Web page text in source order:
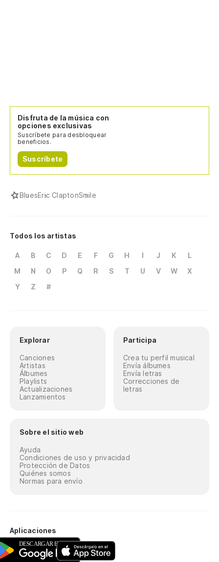
Disfruta de la música con
opciones exclusivas
Suscríbete para desbloquear
beneficios.
Suscríbete
BluesEric ClaptonSmile
Todos los artistas
A B C D E F G H I J K
L
M
N O P Q R S T U V W
X
Y
Z #
Explorar
Canciones
Artistas
Álbumes
Playlists
Actualizaciones
Lanzamientos
Participa
Crea tu perfil musical
Envía álbumes
Envía letras
Correcciones de
letras
Sobre el sitio web
Ayuda
Condiciones de uso y privacidad
Protección de Datos
Quiénes somos
Normas para envío
Aplicaciones